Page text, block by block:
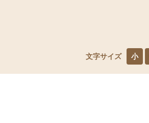
文字サイズ 小